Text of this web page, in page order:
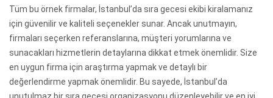
Tüm bu örnek firmalar, İstanbul’da sıra gecesi ekibi kiralamanız
için güvenilir ve kaliteli seçenekler sunar. Ancak unutmayın,
firmaları seçerken referanslarına, müşteri yorumlarına ve
sunacakları hizmetlerin detaylarına dikkat etmek önemlidir. Size
en uygun firma için araştırma yapmak ve detaylı bir
değerlendirme yapmak önemlidir. Bu sayede, İstanbul’da
unutulmaz bir sıra gecesi organizasyonu düzenleyebilir ve en iyi